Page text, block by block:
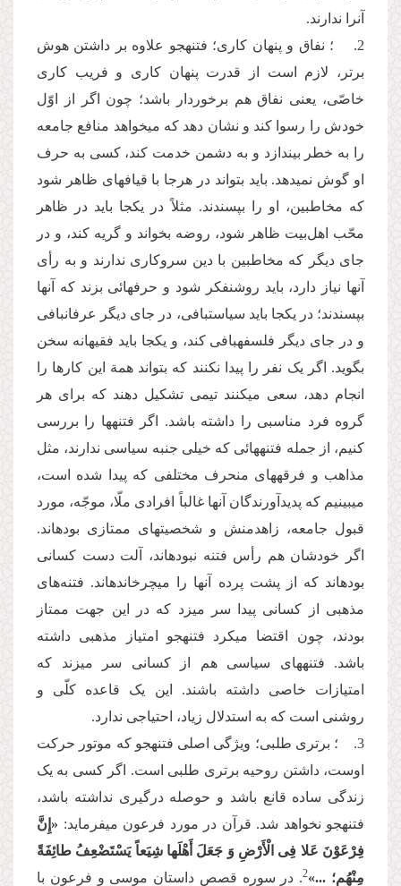
آنرا ندارند.
2. ؛ نفاق و پنهان کاری؛ فتنه­جو علاوه بر داشتن هوش
برتر، لازم است از قدرت پنهان کاری و فریب کاری
خاصّی، یعنی نفاق هم برخوردار باشد؛ چون اگر از اوّل
خودش را رسوا کند و نشان دهد که می­خواهد منافع جامعه
را به خطر بیندازد و به دشمن خدمت کند، کسی به حرف
او گوش نمی­دهد. باید بتواند در هرجا با قیافه­ای ظاهر شود
که مخاطبین، او را بپسندند. مثلاً در یک­جا باید در ظاهر
محّب اهل‌بیت ظاهر شود، روضه بخواند و گریه کند، و در
جای دیگر که مخاطبین با دین سروکاری ندارند و به رأی
آن­ها نیاز دارد، باید روشنفکر شود و حرف­هائی بزند که آن­ها
بپسندند؛ در یک­جا باید سیاست­بافی، در جای دیگر عرفان­بافی
و در جای دیگر فلسفه­بافی کند، و یک­جا باید فقیهانه سخن
بگوید. اگر یک نفر را پیدا نکنند که بتواند همة این کارها را
انجام دهد، سعی می­کنند تیمی تشکیل دهند که برای هر
گروه فرد مناسبی را داشته باشد. اگر فتنه­ها را بررسی
کنیم، از جمله فتنه­هائی که خیلی جنبه سیاسی ندارند، مثل
مذاهب و فرقه­های منحرف مختلفی که پیدا شده است،
می­بینیم که پدیدآورندگان آن­ها غالباً افرادی ملّا، موجّه، مورد
قبول جامعه، زاهدمنش و شخصیت­های ممتازی بوده­اند.
اگر خودشان هم رأس فتنه نبوده­اند، آلت دست کسانی
بوده­اند که از پشت پرده آن­ها را می­چرخانده­اند. فتنه‌های
مذهبی از کسانی پیدا سر می­زد که در این جهت ممتاز
بودند، چون اقتضا می­کرد فتنه­جو امتیاز مذهبی داشته
باشد. فتنه­های سیاسی هم از کسانی سر می­زند که
امتیازات خاصی داشته باشند. این یک قاعده کلّی و
روشنی است که به استدلال زیاد، احتیاجی ندارد.
3. ؛ برتری طلبی؛ ویژگی اصلی فتنه­جو که موتور حرکت
اوست، داشتن روحیه برتری طلبی است. اگر کسی به یک
زندگی ساده قانع باشد و حوصله درگیری نداشته باشد،
فتنه­جو نخواهد شد. قرآن در مورد فرعون می­فرماید: «إِنَّ
فِرْعَوْنَ عَلا فِی الْأَرْضِ وَ جَعَلَ أَهْلَها شِیَعاً یَسْتَضْعِفُ طائِفَةً
مِنْهُم‌‌؛ ...»2. در سوره قصص داستان موسی و فرعون با